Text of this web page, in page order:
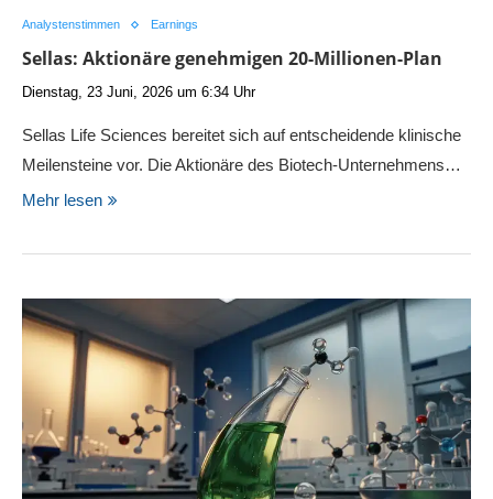
Analystenstimmen Earnings
Sellas: Aktionäre genehmigen 20-Millionen-Plan
Dienstag, 23 Juni, 2026 um 6:34 Uhr
Sellas Life Sciences bereitet sich auf entscheidende klinische
Meilensteine vor. Die Aktionäre des Biotech-Unternehmens…
Mehr lesen